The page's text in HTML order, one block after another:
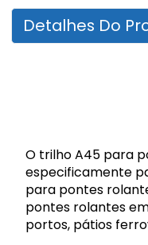
Detalhes Do
O trilho A45 para
especificamente
para pontes
pontes rolantes
portos, pátios